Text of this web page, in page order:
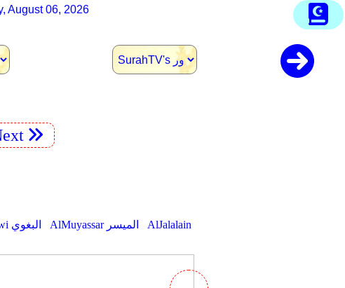
August 06, 2026
AlBaghawi البغوي AlMuyassar الميسر
AlJalalain